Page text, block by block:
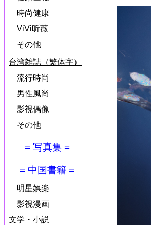
時尚健康
ViVi昕薇
その他
台湾雑誌（繁体字）
流行時尚
男性風尚
影視偶像
その他
= 写真集 =
= 中国書籍 =
明星娯楽
影視漫画
文学・小説